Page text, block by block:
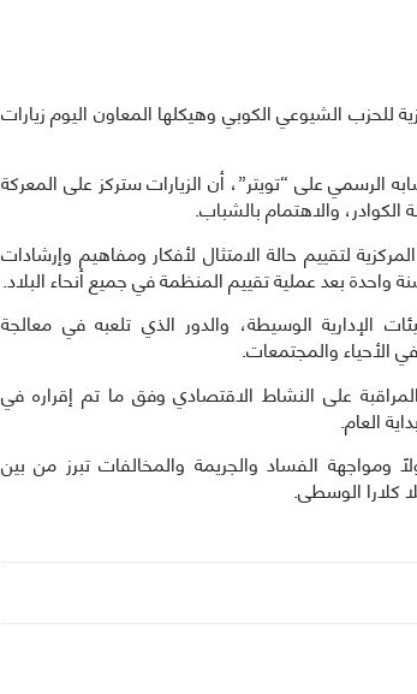
للحزب الشيوعي الكوبي وهيكلها المعاون اليوم زيارات
الرسمي على “تويتر”، أن الزيارات ستركز على المعركة
الكوادر، والاهتمام بالشباب.
لتقييم حالة الامتثال لأفكار ومفاهيم وإرشادات
واحدة بعد عملية تقييم المنظمة في جميع أنحاء البلاد.
الإدارية الوسيطة، والدور الذي تلعبه في معالجة
الأحياء والمجتمعات.
على النشاط الاقتصادي وفق ما تم إقراره في
العام.
ومواجهة الفساد والجريمة والمخالفات تبرز من بين
كلارا الوسطى.